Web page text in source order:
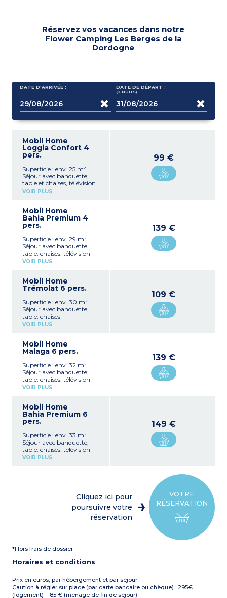
Réservez vos vacances dans notre
Flower Camping Les Berges de la
Dordogne
DATE D'ARRIVÉE : DATE DE DÉPART :
(2 NUITS)
Mobil Home
Loggia Confort 4
pers.
Superficie : env. 25 m²
Séjour avec banquette,
table et chaises, télévision
Kitchenette équipée
cafetière électrique, grille-
pain, vaisselle)
1 chambre avec un lit
1 chambre avec deux lits
simples jumeaux (80 cm)
1 salle d’eau avec douche,
lavabo
Terrasse couverte avec
salon de jardin
Capacité max. 4
VOIR PLUS
99 €
Mobil Home
Bahia Premium 4
pers.
Superficie : env. 29 m²
Séjour avec banquette,
table, chaises, télévision
Kitchenette équipée
cafetière électrique,
cafetière à dosettes, grille-
lave-vaisselle)
1 chambre avec un lit
double
1 chambre avec deux lits
1 salle d’eau avec douche et
lavabo
1 WC séparé
salon de jardin et chaises
lounges
Climatisation
Capacité max. 4
VOIR PLUS
139 €
Mobil Home
Trémolat 6 pers.
Superficie : env. 30 m²
Séjour avec banquette,
table, chaises
Kitchenette équipée
cafetière électrique, grille-
pain, vaisselle)
double (140x190 cm)
2 chambres avec deux lits
simples (80x190 cm)
1 salle d’eau avec douche et
Terrasse semi-couverte
avec salon de jardin
Capacité max. 6
personnes
VOIR PLUS
109 €
Mobil Home
Malaga 6 pers.
Superficie : env. 32 m²
Séjour avec banquette,
table, chaises, télévision
Kitchenette équipée
cafetière électrique, grille-
pain, bouilloire, vaisselle,
lave-vaisselle)
double (140x190)
2 chambres avec deux lits
simples (80x190)
1 salle d’eau avec douche et
VOIR PLUS
139 €
Mobil Home
Bahia Premium 6
pers.
Superficie : env. 33 m²
Séjour avec banquette,
table, chaises, télévision
Kitchenette équipée
pain, bouilloire, vaisselle,
1 chambre avec un lit
1 chambre avec deux lits
1 WC séparé
avec salon de jardin et
Climatisation
Capacité max. 6
personnes
VOIR PLUS
149 €
VOTRE
RÉSERVATION
Cliquez ici pour
poursuivre votre
réservation
*Hors frais de dossier
Horaires et conditions
Prix en euros, par hébergement et par séjour.
Caution à régler sur place (par carte bancaire ou chèque) : 295€
(logement) – 85 € (ménage de fin de séjour)